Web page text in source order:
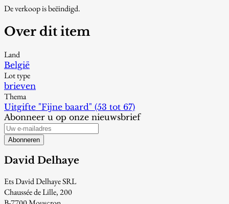
De verkoop is beëindigd.
Over dit item
Land
België
Lot type
brieven
Thema
Uitgifte "Fijne baard" (53 tot 67)
Abonneer u op onze nieuwsbrief
Abonneren
David Delhaye
Ets David Delhaye SRL
Chaussée de Lille, 200